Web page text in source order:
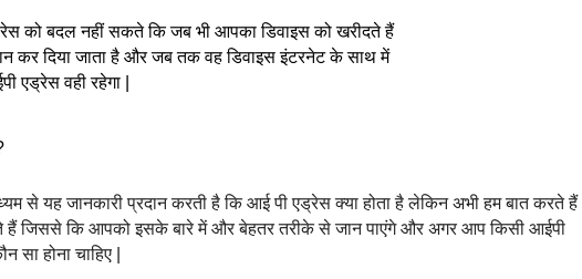
को बदल नहीं सकते कि जब भी आपका डिवाइस को खरीदते हैं
कर दिया जाता है और जब तक वह डिवाइस इंटरनेट के साथ में
एड्रेस वही रहेगा |
से यह जानकारी प्रदान करती है कि आई पी एड्रेस क्या होता है लेकिन अभी हम बात करते हैं
हैं जिससे कि आपको इसके बारे में और बेहतर तरीके से जान पाएंगे और अगर आप किसी आईपी
होना चाहिए |